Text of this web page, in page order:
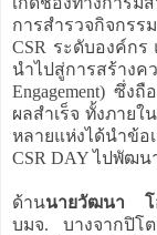
การสำรวจกิจกรร
CSR ระดับองค์กร
นำไปสู่การสร้าง
Engagement) ซึ่ง
ผลสำเร็จ ทั้งภาย
หลายแห่งได้นำข้
CSR DAY ไปพัฒน
ด้านนายวัฒนา โ
บมจ. บางจากปิโ